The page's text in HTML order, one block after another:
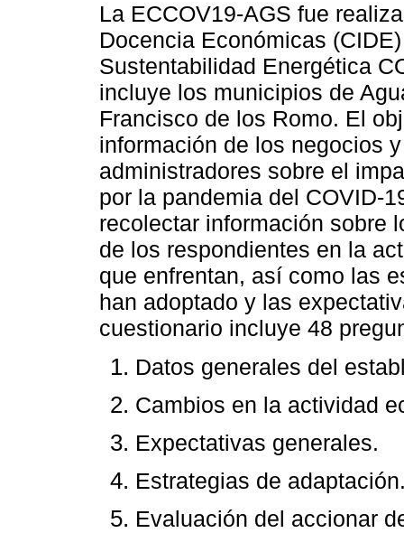
La ECCOV19-AGS fue
Docencia Económicas
Sustentabilidad Energética
incluye los municipios de
Francisco de los Romo. El
información de los negocios
administradores sobre el
por la pandemia del COVID-
recolectar información sobre
de los respondientes en la
que enfrentan, así como las
han adoptado y las
cuestionario incluye 48
Datos generales del
Cambios en la actividad
Expectativas generales.
Estrategias de
Evaluación del accionar